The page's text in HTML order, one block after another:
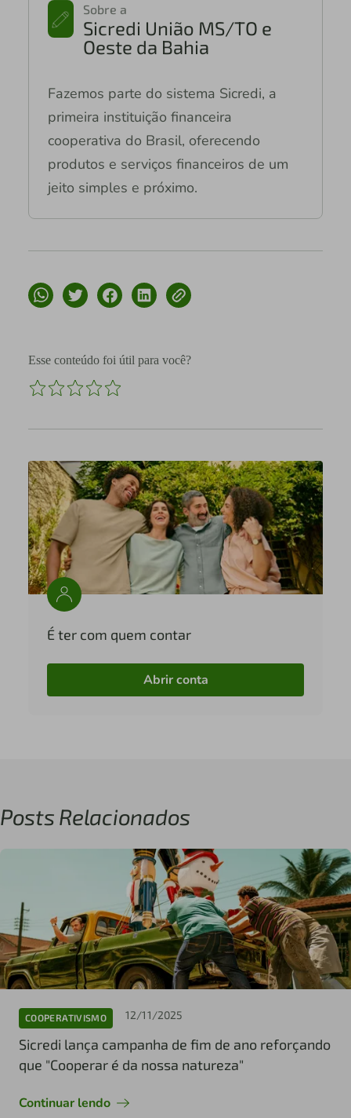
Sobre a
Sicredi União MS/TO e
Oeste da Bahia
Fazemos parte do sistema Sicredi, a
primeira instituição financeira
cooperativa do Brasil, oferecendo
produtos e serviços financeiros de um
jeito simples e próximo.
Esse conteúdo foi útil para você?
É ter com quem contar
Abrir conta
Posts Relacionados
COOPERATIVISMO 12/11/2025
Sicredi lança campanha de fim de ano reforçando
que "Cooperar é da nossa natureza"
Continuar lendo